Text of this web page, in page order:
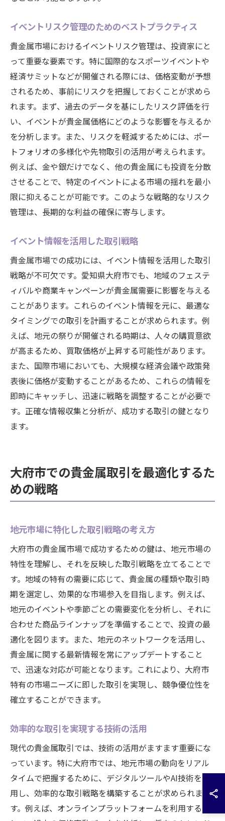
イベントリスク管理のためのベストプラクティス
貴金属市場におけるイベントリスク管理は、投資家にと
って重要な要素です。特に国際的なスポーツイベントや
経済サミットなどが開催される際には、価格変動が予想
されるため、事前にリスクを把握しておくことが求めら
れます。まず、過去のデータを基にしたリスク評価を行
い、イベントが貴金属価格にどのような影響を与えるか
を分析します。また、リスクを軽減するためには、ポー
トフォリオの多様化や先物取引の活用が考えられます。
例えば、金や銀だけでなく、他の貴金属にも投資を分散
させることで、特定のイベントによる市場の揺れを最小
限に抑えることが可能です。このような戦略的なリスク
管理は、長期的な利益の確保に寄与します。
イベント情報を活用した取引戦略
貴金属市場での成功には、イベント情報を活用した取引
戦略が不可欠です。愛知県大府市でも、地域のフェステ
ィバルや商業キャンペーンが貴金属需要に影響を与える
ことがあります。これらのイベント情報を元に、最適な
タイミングでの取引を計画することが求められます。例
えば、地元の祭りが開催される時期は、人々の購買意欲
が高まるため、買取価格が上昇する可能性があります。
また、国際市場においても、大規模な経済会議や政策発
表後に価格が変動することがあるため、これらの情報を
即時にキャッチし、迅速に戦略を調整することが必要で
す。正確な情報収集と分析が、成功する取引の鍵となり
ます。
大府市での貴金属取引を最適化するた
めの戦略
地元市場に特化した取引戦略の考え方
大府市の貴金属市場で成功するための鍵は、地元市場の
特性を理解し、それを反映した取引戦略を立てることで
す。地域の特有の需要に応じて、貴金属の種類や取引時
期を選定し、効果的な市場参入を目指します。例えば、
地元のイベントや季節ごとの需要変化を分析し、それに
合わせた商品ラインナップを準備することで、投資の最
適化を図ります。また、地元のネットワークを活用し、
貴金属に関する最新情報を常にアップデートすること
で、迅速な対応が可能となります。これにより、大府市
特有の市場ニーズに即した取引を実現し、競争優位性を
確立することができます。
効率的な取引を実現する技術の活用
現代の貴金属取引では、技術の活用がますます重要にな
っています。特に大府市では、地元市場の動向をリアル
タイムで把握するために、デジタルツールやAI技術を活
用し、効率的な取引戦略を構築することが求められま
す。例えば、オンラインプラットフォームを利用するこ